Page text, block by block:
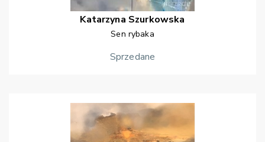
Katarzyna Szurkowska
Sen rybaka
Sprzedane